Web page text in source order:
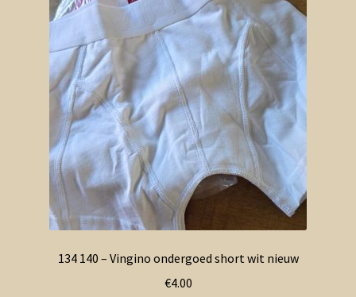
134 140 – Vingino ondergoed short wit nieuw
€4.00